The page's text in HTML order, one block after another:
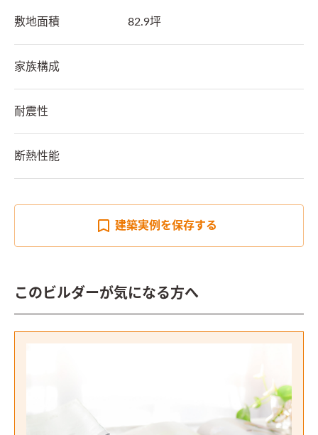
敷地面積 82.9坪
家族構成
耐震性
断熱性能
建築実例を保存する
このビルダーが気になる方へ